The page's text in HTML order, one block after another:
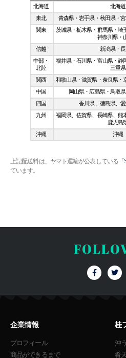
北海道
北海道
東北
青森県・岩手県・秋田県・
関東
茨城県・栃木県・群馬県・埼
神奈川県・
信越 新潟県・
中部・
北陸
福井県・石川県・富山県・静
三重県
関西 和歌山県・滋賀県・奈良県・
中国
岡山県・広島県・鳥取
四国
香川県、徳島県、
九州
福岡県、佐賀県、長崎県、熊
鹿児島
沖縄 沖縄
上記配送料は、ヤマト運輸が公表している「
ています。
F
a
c
b
T
w
i
t
企業情報
プロフィール
商品ができるまで
桂
沖
肴